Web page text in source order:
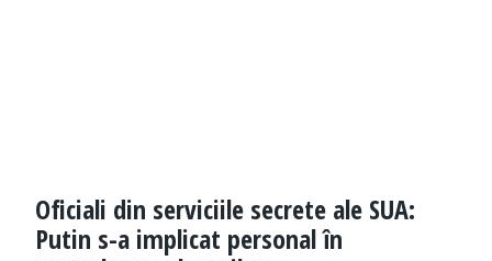
Oficiali din serviciile secrete ale SUA:
Putin s-a implicat personal în